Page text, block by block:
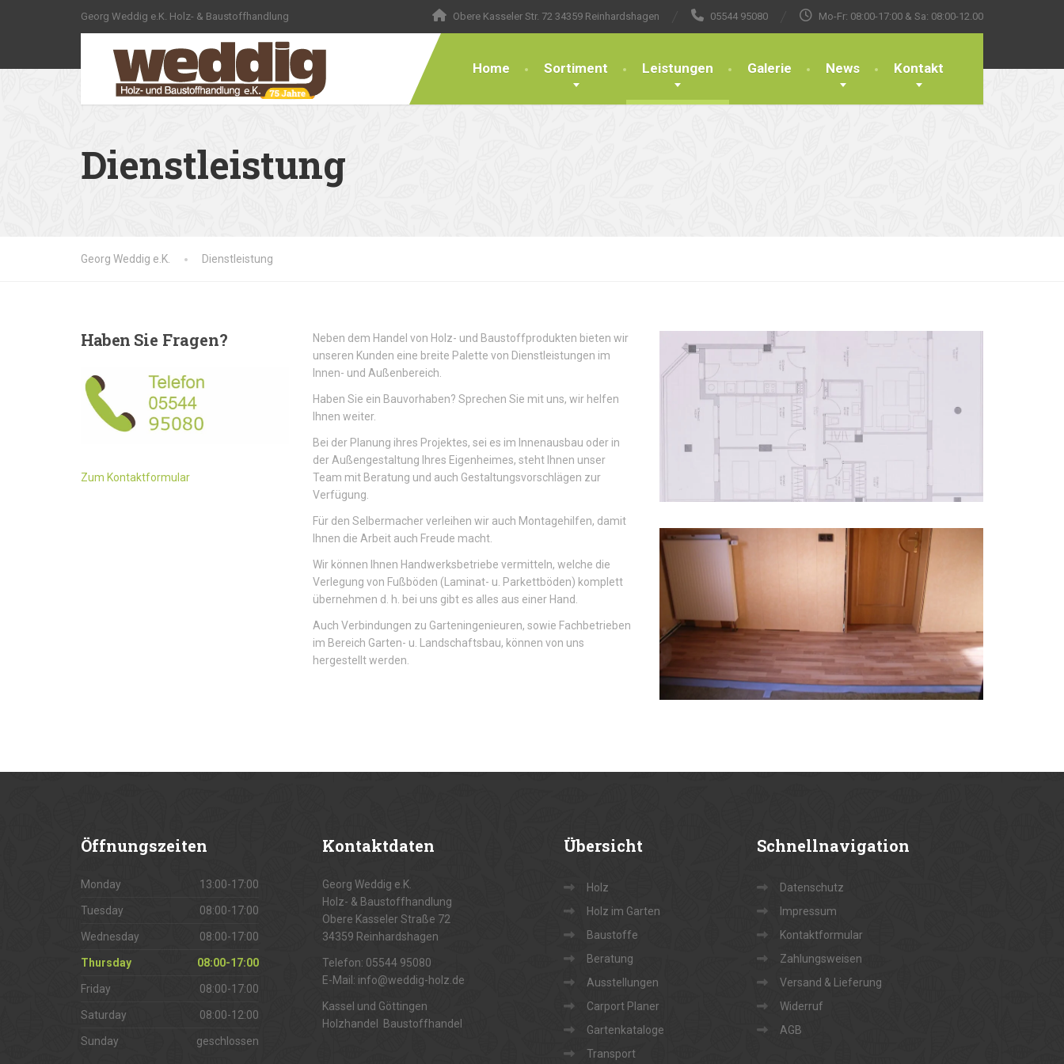
Georg Weddig e.K. Holz- & Baustoffhandlung Obere Kasseler Str. 72 34359 Reinhardshagen 05544 95080 Mo-Fr: 08:00-17:00 & Sa: 08:00-12.00
Home Sortiment Leistungen Galerie News Kontakt
Dienstleistung
Georg Weddig e.K. Dienstleistung
Neben dem Handel von Holz- und Baustoffprodukten bieten wir
unseren Kunden eine breite Palette von Dienstleistungen im
Innen- und Außenbereich.
Haben Sie ein Bauvorhaben? Sprechen Sie mit uns, wir helfen
Ihnen weiter.
Bei der Planung ihres Projektes, sei es im Innenausbau oder in
der Außengestaltung Ihres Eigenheimes, steht Ihnen unser
Team mit Beratung und auch Gestaltungsvorschlägen zur
Verfügung.
Für den Selbermacher verleihen wir auch Montagehilfen, damit
Ihnen die Arbeit auch Freude macht.
Wir können Ihnen Handwerksbetriebe vermitteln, welche die
Verlegung von Fußböden (Laminat- u. Parkettböden) komplett
übernehmen d. h. bei uns gibt es alles aus einer Hand.
Auch Verbindungen zu Garteningenieuren, sowie Fachbetrieben
im Bereich Garten- u. Landschaftsbau, können von uns
hergestellt werden.
Haben Sie Fragen?
Zum Kontaktformular
Öffnungszeiten
Monday 13:00-17:00
Tuesday 08:00-17:00
Wednesday 08:00-17:00
Thursday 08:00-17:00
Friday 08:00-17:00
Saturday 08:00-12:00
Sunday geschlossen
Kontaktdaten
Georg Weddig e.K.
Holz- & Baustoffhandlung
Obere Kasseler Straße 72
34359 Reinhardshagen
Telefon: 05544 95080
E-Mail: info@weddig-holz.de
Kassel und Göttingen
Holzhandel Baustoffhandel
Übersicht
Holz
Holz im Garten
Baustoffe
Beratung
Ausstellungen
Carport Planer
Gartenkataloge
Transport
Schnellnavigation
Datenschutz
Impressum
Kontaktformular
Zahlungsweisen
Versand & Lieferung
Widerruf
AGB